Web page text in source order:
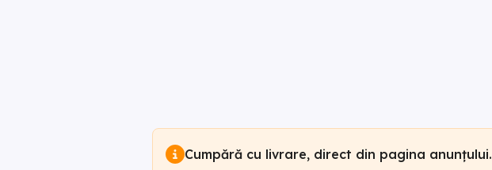
Cumpără cu livrare, direct din pagina anunțului.